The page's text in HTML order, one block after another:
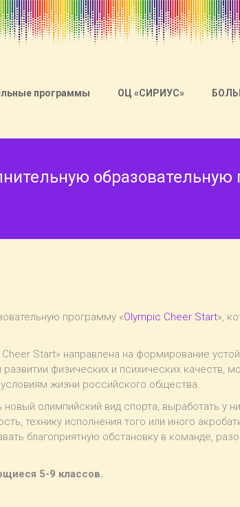
программы ОЦ «СИРИУС»
программу «Olympic Cheer Start»,
Start» направлена на формирование
физических и психических качеств,
жизни российского общества.
олимпийский вид спорта, выработать у
технику исполнения того или иного
благоприятную обстановку в команде,
5-9 классов.